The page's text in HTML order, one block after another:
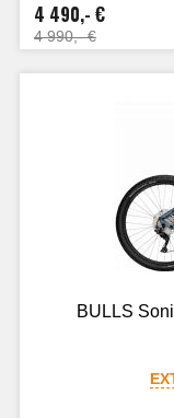
4 490,- €
4 990,- €
BULLS